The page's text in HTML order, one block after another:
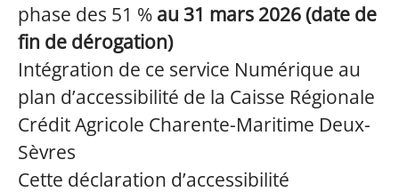
phase des 51 % au 31 mars 2026 (date de
fin de dérogation)
Intégration de ce service Numérique au
plan d’accessibilité de la Caisse Régionale
Crédit Agricole Charente-Maritime Deux-
Sèvres
Cette déclaration d’accessibilité